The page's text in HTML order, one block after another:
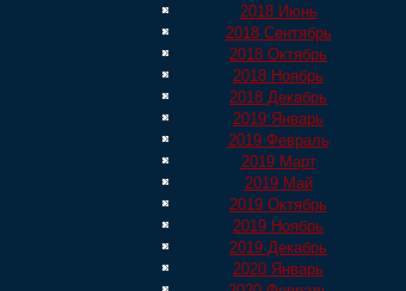
2018 Июнь
2018 Сентябрь
2018 Октябрь
2018 Ноябрь
2018 Декабрь
2019 Январь
2019 Февраль
2019 Март
2019 Май
2019 Октябрь
2019 Ноябрь
2019 Декабрь
2020 Январь